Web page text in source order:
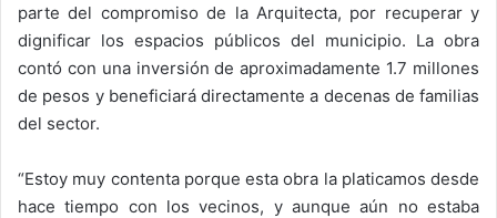
parte del compromiso de la Arquitecta, por recuperar y
dignificar los espacios públicos del municipio. La obra
contó con una inversión de aproximadamente 1.7 millones
de pesos y beneficiará directamente a decenas de familias
del sector.
“Estoy muy contenta porque esta obra la platicamos desde
hace tiempo con los vecinos, y aunque aún no estaba